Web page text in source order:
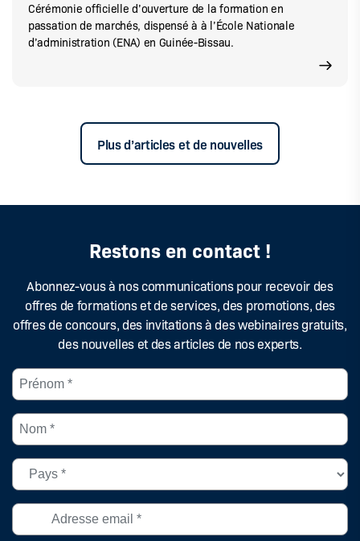
Cérémonie officielle d’ouverture de la formation en
passation de marchés, dispensé à à l’École Nationale
d’administration (ENA) en Guinée-Bissau.
Plus d’articles et de nouvelles
Restons en contact !
Abonnez-vous à nos communications pour recevoir des
offres de formations et de services, des promotions, des
offres de concours, des invitations à des webinaires gratuits,
des nouvelles et des articles de nos experts.